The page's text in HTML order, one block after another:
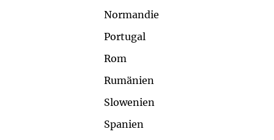
Normandie
Portugal
Rom
Rumänien
Slowenien
Spanien